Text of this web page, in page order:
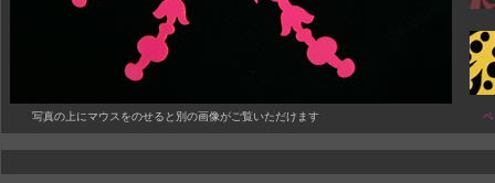
写真の上にマウスをのせると別の画像がご覧いただけます